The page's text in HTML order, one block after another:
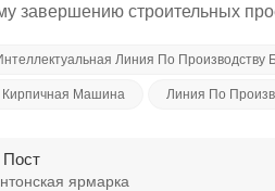
завершению строительных
Линия По Производству
Кирпичная Машина Линия По
ярмарка